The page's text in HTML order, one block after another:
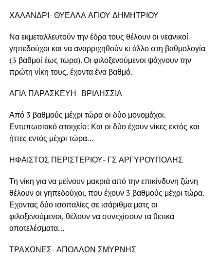
ΧΑΛΑΝΔΡΙ- ΘΥΕΛΛΑ ΑΓΙΟΥ ΔΗΜΗΤΡΙΟΥ
Να εκμεταλλευτούν την έδρα τους θέλουν οι νεανικοί
γηπεδούχοι και να αναρριχηθούν κι άλλο στη βαθμολογία
(3 βαθμοί έως τώρα). Οι φιλοξενούμενοι ψάχνουν την
πρώτη νίκη τους, έχοντα ένα βαθμό.
ΑΓΙΑ ΠΑΡΑΣΚΕΥΗ- ΒΡΙΛΗΣΣΙΑ
Από 3 βαθμούς μέχρι τώρα οι δύο μονομάχοι.
Εντυπωσιακό στοιχείο: Και οι δύο έχουν νίκες εκτός και
ήττες εντός μέχρι τώρα…
ΗΦΑΙΣΤΟΣ ΠΕΡΙΣΤΕΡΙΟΥ- ΓΣ ΑΡΓΥΡΟΥΠΟΛΗΣ
Τη νίκη για να μείνουν μακριά από την επικίνδυνη ζώνη
θέλουν οι γηπεδούχοι, που έχουν 3 βαθμούς μέχρι τώρα.
Εχοντας δύο ισοπαλίες σε ισάριθμα ματς οι
φιλοξενούμενοι, θέλουν να συνεχίσουν τα θετικά
αποτελέσματα…
ΤΡΑΧΩΝΕΣ- ΑΠΟΛΛΩΝ ΣΜΥΡΝΗΣ